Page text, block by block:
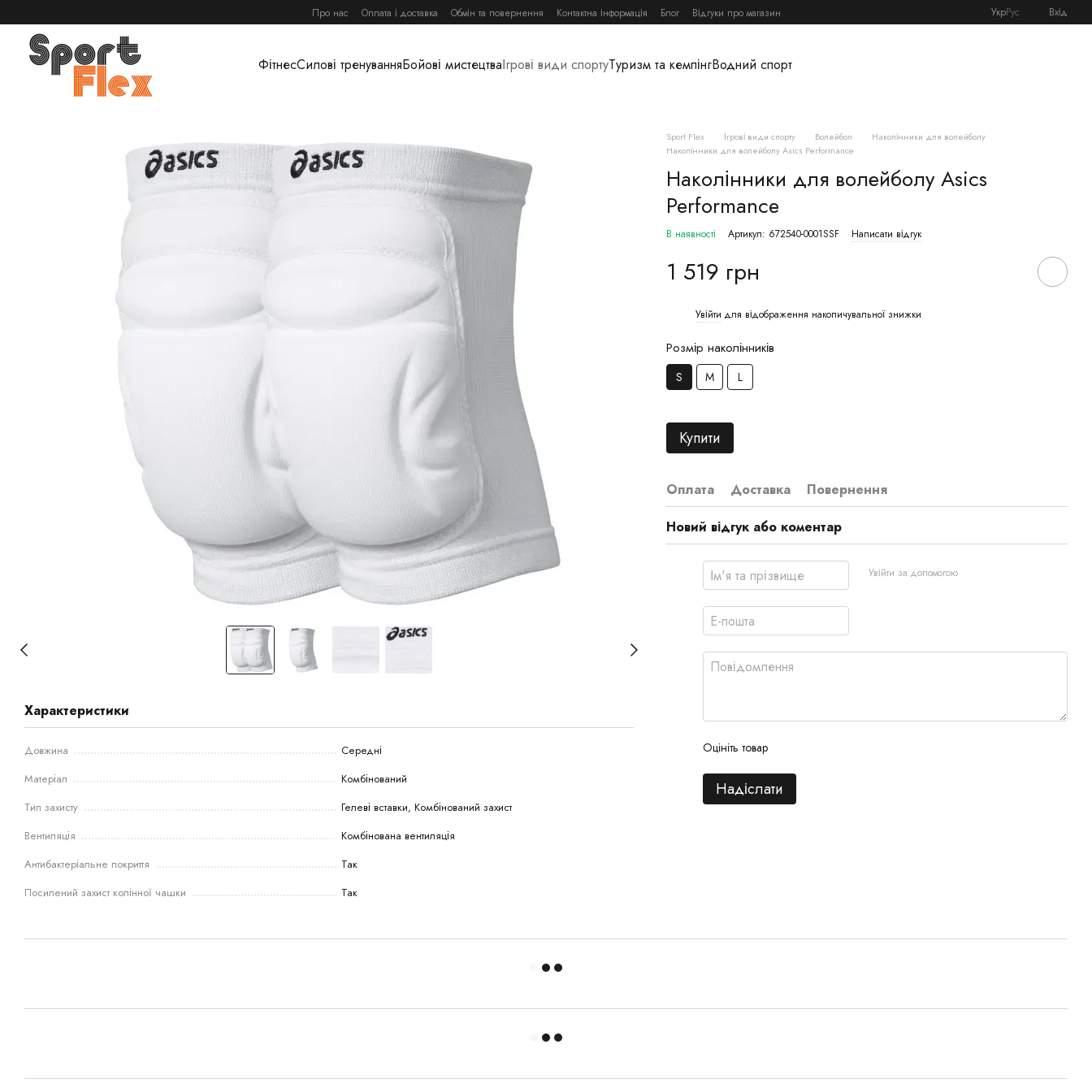
Про нас Оплата і доставка Обмін та повернення Контактна інформація Блог Відгуки про магазин УкрРус Вхід
ФітнесСилові тренуванняБойові мистецтваІгрові види спортуТуризм та кемпінгВодний спорт
Характеристики
Довжина
Середні
Матеріал
Комбінований
Тип захисту
Гелеві вставки, Комбінований захист
Вентиляція
Комбінована вентиляція
Антибактеріальне покриття
Так
Посилений захист колінної чашки
Так
Sport Flex Ігрові види спорту Волейбол
Наколінники для волейболу
Наколінники для волейболу Asics Performance
Наколінники для волейболу Asics
Performance
В наявності Артикул: 672540-0001SSF Написати відгук
1 519 грн
Увійти для відображення накопичувальної знижки
Розмір наколінників
S M L
Купити
Оплата Доставка
Повернення
Новий відгук або коментар
Увійти за допомогою
Оцініть товар
Надіслати